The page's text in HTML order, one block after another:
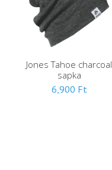
Jones Tahoe charcoal
sapka
6,900 Ft